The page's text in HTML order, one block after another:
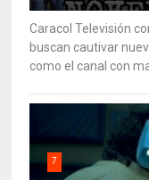
Caracol Televisión
buscan cautivar
como el canal con
7